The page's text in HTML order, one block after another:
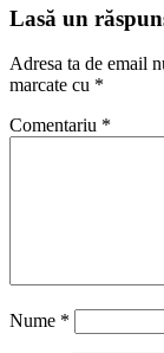
Lasă un
Adresa ta de email
marcate cu *
Comentariu *
Nume *